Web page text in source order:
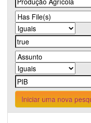
Iniciar uma nova